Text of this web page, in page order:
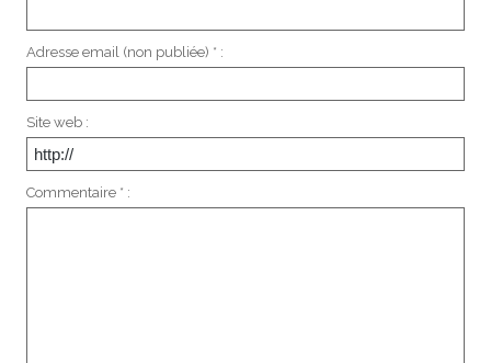
Adresse email (non publiée) * :
Site web :
Commentaire * :